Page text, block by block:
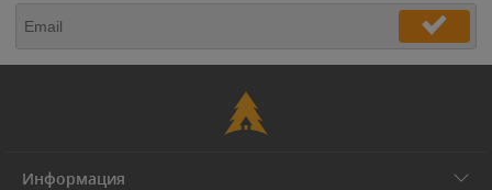
Информация